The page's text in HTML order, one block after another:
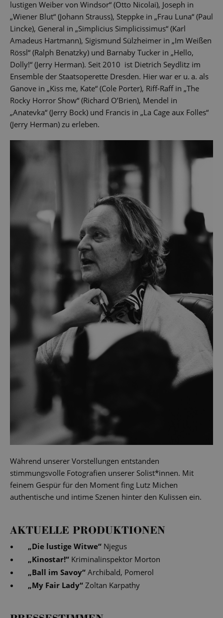
lustigen Weiber von Windsor“ (Otto Nicolai), Joseph in
„Wiener Blut“ (Johann Strauss), Steppke in „Frau Luna“ (Paul
Lincke), General in „Simplicius Simplicissimus“ (Karl
Amadeus Hartmann), Sigismund Sülzheimer in „Im Weißen
Rössl“ (Ralph Benatzky) und Barnaby Tucker in „Hello,
Dolly!“ (Jerry Herman). Seit 2010 ist Dietrich Seydlitz im
Ensemble der Staatsoperette Dresden. Hier war er u. a. als
Ganove in „Kiss me, Kate“ (Cole Porter), Riff-Raff in „The
Rocky Horror Show“ (Richard O’Brien), Mendel in
„Anatevka“ (Jerry Bock) und Francis in „La Cage aux Folles“
(Jerry Herman) zu erleben.
Während unserer Vorstellungen entstanden
stimmungsvolle Fotografien unserer Solist*innen. Mit
feinem Gespür für den Moment fing Lutz Michen
authentische und intime Szenen hinter den Kulissen ein.
AKTUELLE PRODUKTIONEN
„Die lustige Witwe“ Njegus
„Kinostar!“ Kriminalinspektor Morton
„Ball im Savoy“ Archibald, Pomerol
„My Fair Lady“ Zoltan Karpathy